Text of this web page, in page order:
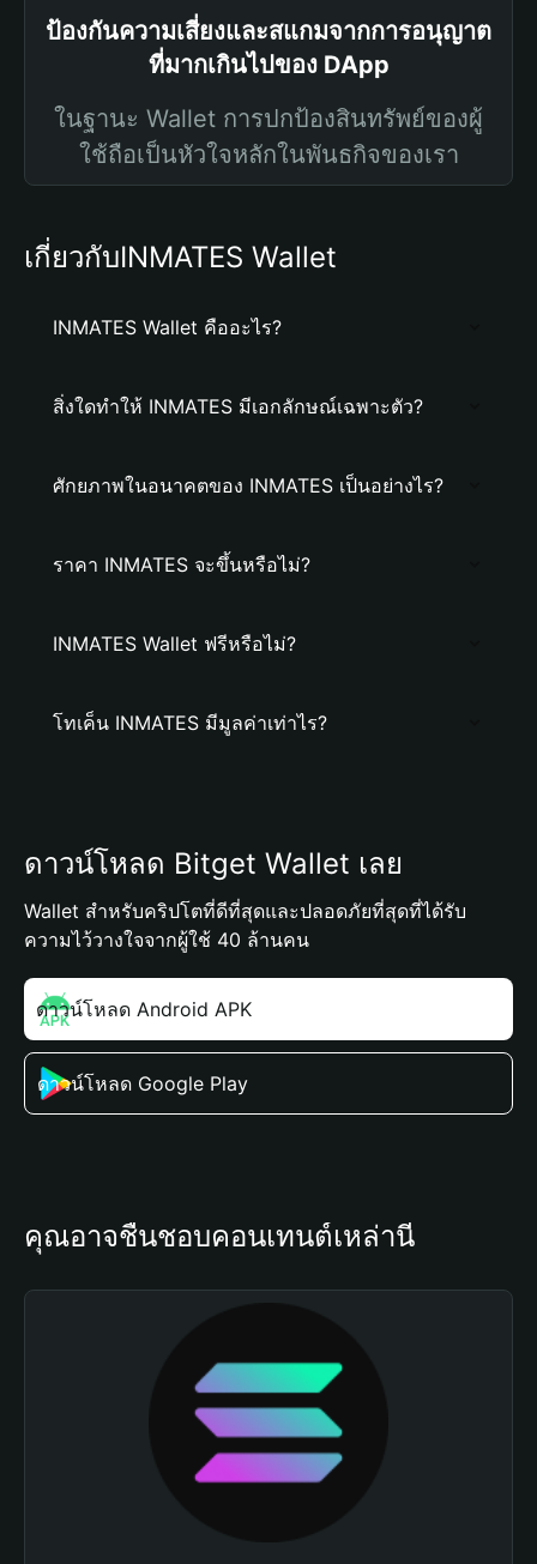
ป้องกันความเสี่ยงและสแกมจากการอนุญาต
ที่มากเกินไปของ DApp
ในฐานะ Wallet การปกป้องสินทรัพย์ของผู้
ใช้ถือเป็นหัวใจหลักในพันธกิจของเรา
เกี่ยวกับINMATES Wallet
INMATES Wallet คืออะไร?
สิ่งใดทำให้ INMATES มีเอกลักษณ์เฉพาะตัว?
ศักยภาพในอนาคตของ INMATES เป็นอย่างไร?
ราคา INMATES จะขึ้นหรือไม่?
INMATES Wallet ฟรีหรือไม่?
โทเค็น INMATES มีมูลค่าเท่าไร?
ดาวน์โหลด Bitget Wallet เลย
Wallet สำหรับคริปโตที่ดีที่สุดและปลอดภัยที่สุดที่ได้รับ
ความไว้วางใจจากผู้ใช้ 40 ล้านคน
ดาวน์โหลด Android APK
ดาวน์โหลด Google Play
คุณอาจชื่นชอบคอนเทนต์เหล่านี้